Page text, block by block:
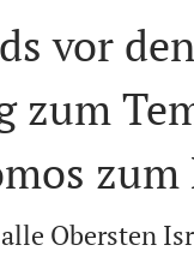
vor
zum
zum
Obersten